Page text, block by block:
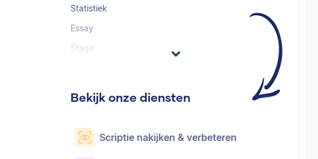
Statistiek
Essay
Stage
Bekijk onze diensten
Scriptie nakijken & verbeteren